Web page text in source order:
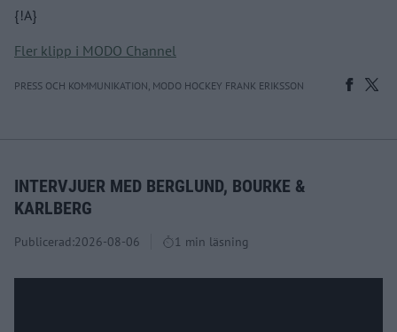
{!A}
Fler klipp i MODO Channel
PRESS OCH KOMMUNIKATION, MODO HOCKEY FRANK ERIKSSON
INTERVJUER MED BERGLUND, BOURKE &
KARLBERG
Publicerad:2026-08-06 1 min läsning